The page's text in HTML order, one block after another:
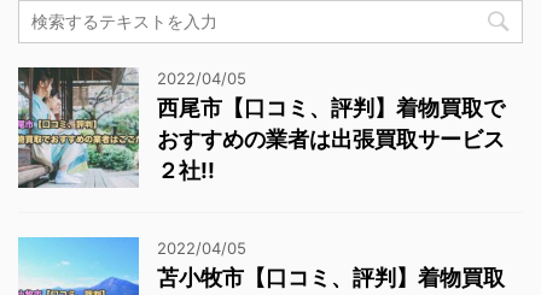
2022/04/05
西尾市【口コミ、評判】着物買取で
おすすめの業者は出張買取サービス
２社!!
2022/04/05
苫小牧市【口コミ、評判】着物買取